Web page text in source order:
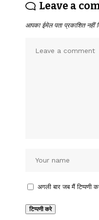
Leave a
आपका ईमेल पता प्रकाशित नहीं
अगली बार जब मैं टिप्पणी